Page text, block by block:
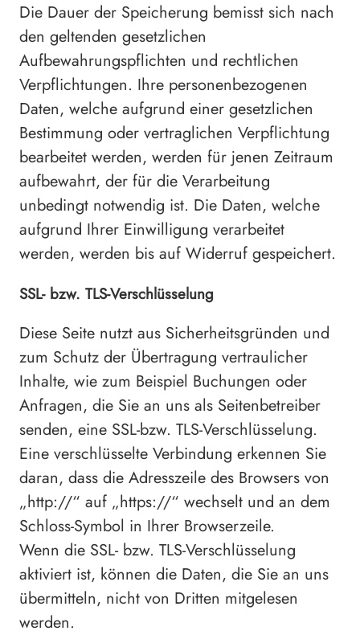
Die Dauer der Speicherung bemisst sich nach
den geltenden gesetzlichen
Aufbewahrungspflichten und rechtlichen
Verpflichtungen. Ihre personenbezogenen
Daten, welche aufgrund einer gesetzlichen
Bestimmung oder vertraglichen Verpflichtung
bearbeitet werden, werden für jenen Zeitraum
aufbewahrt, der für die Verarbeitung
unbedingt notwendig ist. Die Daten, welche
aufgrund Ihrer Einwilligung verarbeitet
werden, werden bis auf Widerruf gespeichert.
SSL- bzw. TLS-Verschlüsselung
Diese Seite nutzt aus Sicherheitsgründen und
zum Schutz der Übertragung vertraulicher
Inhalte, wie zum Beispiel Buchungen oder
Anfragen, die Sie an uns als Seitenbetreiber
senden, eine SSL-bzw. TLS-Verschlüsselung.
Eine verschlüsselte Verbindung erkennen Sie
daran, dass die Adresszeile des Browsers von
„http://“ auf „https://“ wechselt und an dem
Schloss-Symbol in Ihrer Browserzeile.
Wenn die SSL- bzw. TLS-Verschlüsselung
aktiviert ist, können die Daten, die Sie an uns
übermitteln, nicht von Dritten mitgelesen
werden.